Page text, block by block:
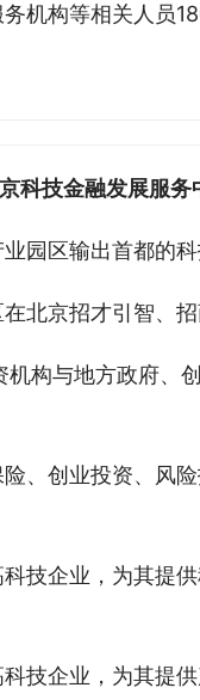
机构等相关人员
科技金融发展服
园区输出首都的
北京招才引智、招
机构与地方政府、
、创业投资、风
技企业，为其提
技企业，为其提